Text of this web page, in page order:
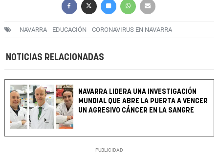
NAVARRA EDUCACIÓN CORONAVIRUS EN NAVARRA
NOTICIAS RELACIONADAS
NAVARRA LIDERA UNA INVESTIGACIÓN
MUNDIAL QUE ABRE LA PUERTA A VENCER
UN AGRESIVO CÁNCER EN LA SANGRE